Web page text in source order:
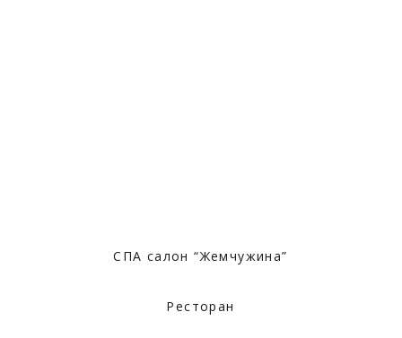
СПА салон “Жемчужина”
Ресторан